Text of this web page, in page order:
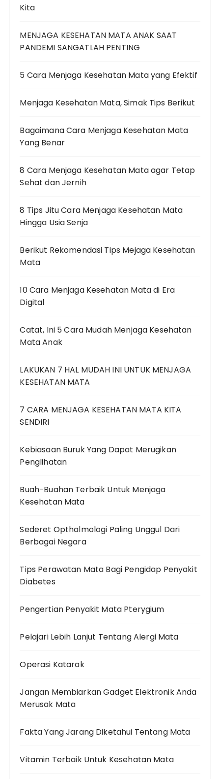
Kita
MENJAGA KESEHATAN MATA ANAK SAAT
PANDEMI SANGATLAH PENTING
5 Cara Menjaga Kesehatan Mata yang Efektif
Menjaga Kesehatan Mata, Simak Tips Berikut
Bagaimana Cara Menjaga Kesehatan Mata
Yang Benar
8 Cara Menjaga Kesehatan Mata agar Tetap
Sehat dan Jernih
8 Tips Jitu Cara Menjaga Kesehatan Mata
Hingga Usia Senja
Berikut Rekomendasi Tips Mejaga Kesehatan
Mata
10 Cara Menjaga Kesehatan Mata di Era
Digital
Catat, Ini 5 Cara Mudah Menjaga Kesehatan
Mata Anak
LAKUKAN 7 HAL MUDAH INI UNTUK MENJAGA
KESEHATAN MATA
7 CARA MENJAGA KESEHATAN MATA KITA
SENDIRI
Kebiasaan Buruk Yang Dapat Merugikan
Penglihatan
Buah-Buahan Terbaik Untuk Menjaga
Kesehatan Mata
Sederet Opthalmologi Paling Unggul Dari
Berbagai Negara
Tips Perawatan Mata Bagi Pengidap Penyakit
Diabetes
Pengertian Penyakit Mata Pterygium
Pelajari Lebih Lanjut Tentang Alergi Mata
Operasi Katarak
Jangan Membiarkan Gadget Elektronik Anda
Merusak Mata
Fakta Yang Jarang Diketahui Tentang Mata
Vitamin Terbaik Untuk Kesehatan Mata